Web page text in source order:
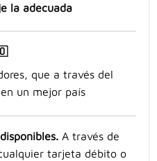
la adecuada
que a través del
un mejor país
A través de
tarjeta débito o